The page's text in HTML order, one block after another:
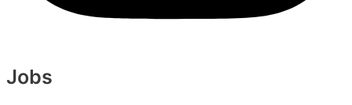
Jobs